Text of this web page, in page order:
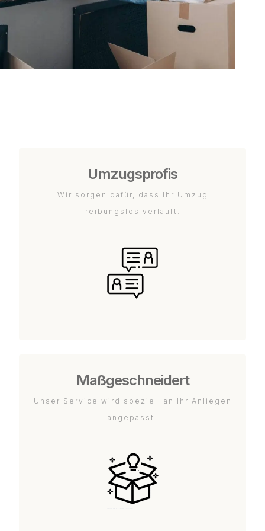
Umzugsprofis
Wir sorgen dafür, dass Ihr Umzug
reibungslos verläuft.
Maßgeschneidert
Unser Service wird speziell an Ihr Anliegen
angepasst.